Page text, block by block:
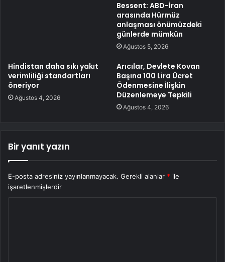
Bessent: ABD-İran
arasında Hürmüz
anlaşması önümüzdeki
günlerde mümkün
Ağustos 5, 2026
Hindistan daha sıkı yakıt
verimliliği standartları
öneriyor
Ağustos 4, 2026
Arıcılar, Devlete Kovan
Başına 100 Lira Ücret
Ödenmesine İlişkin
Düzenlemeye Tepkili
Ağustos 4, 2026
Bir yanıt yazın
E-posta adresiniz yayınlanmayacak. Gerekli alanlar * ile
işaretlenmişlerdir